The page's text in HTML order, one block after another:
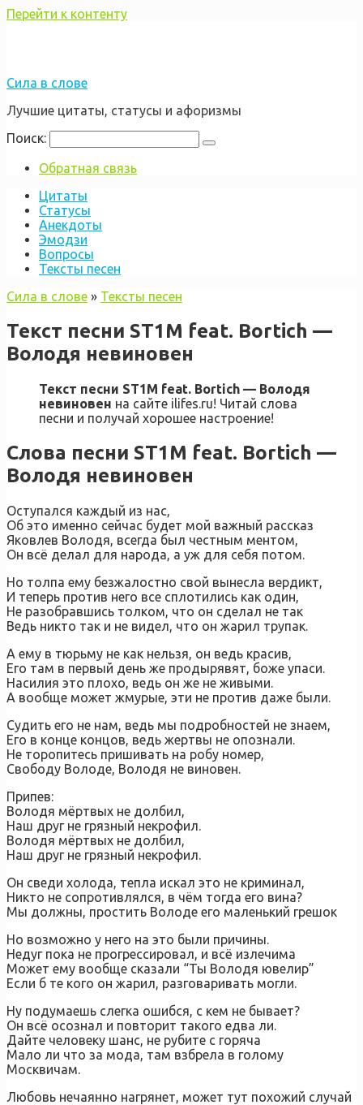
Перейти к контенту
Сила в слове
Лучшие цитаты, статусы и афоризмы
Поиск:
Обратная связь
Цитаты
Статусы
Анекдоты
Эмодзи
Вопросы
Тексты песен
Сила в слове » Тексты песен
Текст песни ST1M feat. Bortich —
Володя невиновен
Текст песни ST1M feat. Bortich — Володя
невиновен на сайте ilifes.ru! Читай слова
песни и получай хорошее настроение!
Слова песни ST1M feat. Bortich —
Володя невиновен
Оступался каждый из нас,
Об это именно сейчас будет мой важный рассказ
Яковлев Володя, всегда был честным ментом,
Он всё делал для народа, а уж для себя потом.
Но толпа ему безжалостно свой вынесла вердикт,
И теперь против него все сплотились как один,
Не разобравшись толком, что он сделал не так
Ведь никто так и не видел, что он жарил трупак.
А ему в тюрьму не как нельзя, он ведь красив,
Его там в первый день же продырявят, боже упаси.
Насилия это плохо, ведь он же не живыми.
А вообще может жмурые, эти не против даже были.
Судить его не нам, ведь мы подробностей не знаем,
Его в конце концов, ведь жертвы не опознали.
Не торопитесь пришивать на робу номер,
Свободу Володе, Володя не виновен.
Припев:
Володя мёртвых не долбил,
Наш друг не грязный некрофил.
Володя мёртвых не долбил,
Наш друг не грязный некрофил.
Он сведи холода, тепла искал это не криминал,
Никто не сопротивлялся, в чём тогда его вина?
Мы должны, простить Володе его маленький грешок
Но возможно у него на это были причины.
Недуг пока не прогрессировал, и всё излечима
Может ему вообще сказали “Ты Володя ювелир”
Если б те кого он жарил, разговаривать могли.
Ну подумаешь слегка ошибся, с кем не бывает?
Он всё осознал и повторит такого едва ли.
Дайте человеку шанс, не рубите с горяча
Мало ли что за мода, там взбрела в голому
Москвичам.
Любовь нечаянно нагрянет, может тут похожий случай